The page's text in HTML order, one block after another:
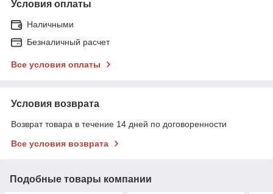
Условия оплаты
Наличными
Безналичный расчет
Все условия оплаты
Условия возврата
Возврат товара в течение 14 дней по договоренности
Все условия возврата
Подобные товары компании